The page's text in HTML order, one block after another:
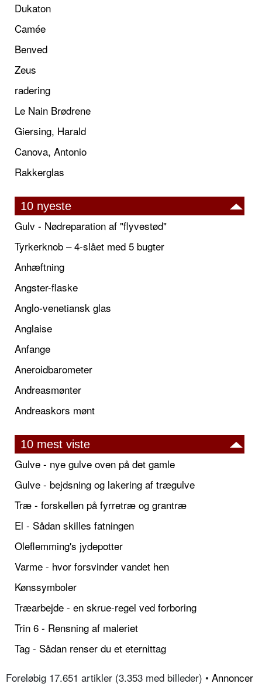
Dukaton
Camée
Benved
Zeus
radering
Le Nain Brødrene
Giersing, Harald
Canova, Antonio
Rakkerglas
10 nyeste
Gulv - Nødreparation af "flyvestød"
Tyrkerknob – 4-slået med 5 bugter
Anhæftning
Angster-flaske
Anglo-venetiansk glas
Anglaise
Anfange
Aneroidbarometer
Andreasmønter
Andreaskors mønt
10 mest viste
Gulve - nye gulve oven på det gamle
Gulve - bejdsning og lakering af trægulve
Træ - forskellen på fyrretræ og grantræ
El - Sådan skilles fatningen
Oleflemming's jydepotter
Varme - hvor forsvinder vandet hen
Kønssymboler
Træarbejde - en skrue-regel ved forboring
Trin 6 - Rensning af maleriet
Tag - Sådan renser du et eternittag
Foreløbig 17.651 artikler (3.353 med billeder) • Annoncer